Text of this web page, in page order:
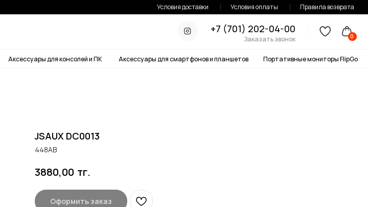
Условия оплаты Правила возврата
+7 (701) 202-04-00
Заказать звонок 0
JSAUX DC0013
448AB
3880,00 тг.
Оформить заказ